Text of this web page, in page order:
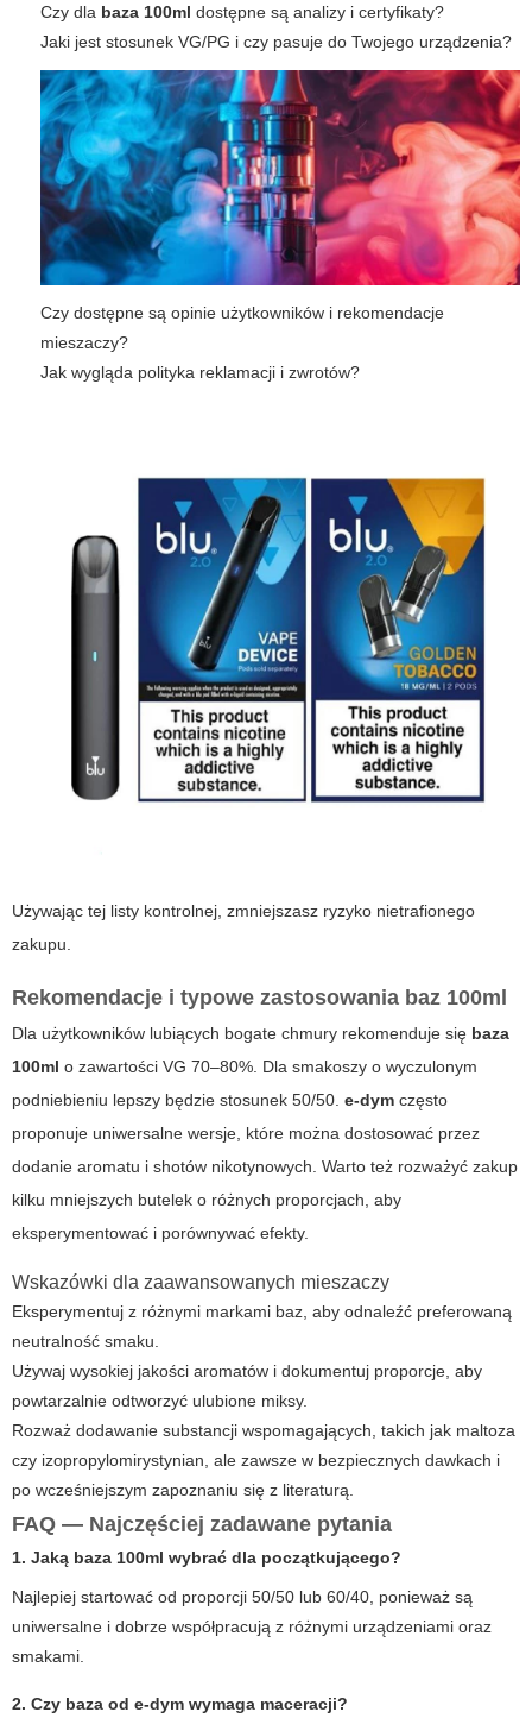
Czy dla baza 100ml dostępne są analizy i certyfikaty?
Jaki jest stosunek VG/PG i czy pasuje do Twojego urządzenia?
Czy dostępne są opinie użytkowników i rekomendacje
mieszaczy?
Jak wygląda polityka reklamacji i zwrotów?
Używając tej listy kontrolnej, zmniejszasz ryzyko nietrafionego
zakupu.
Rekomendacje i typowe zastosowania baz 100ml
Dla użytkowników lubiących bogate chmury rekomenduje się baza
100ml o zawartości VG 70–80%. Dla smakoszy o wyczulonym
podniebieniu lepszy będzie stosunek 50/50. e-dym często
proponuje uniwersalne wersje, które można dostosować przez
dodanie aromatu i shotów nikotynowych. Warto też rozważyć zakup
kilku mniejszych butelek o różnych proporcjach, aby
eksperymentować i porównywać efekty.
Wskazówki dla zaawansowanych mieszaczy
Eksperymentuj z różnymi markami baz, aby odnaleźć preferowaną
neutralność smaku.
Używaj wysokiej jakości aromatów i dokumentuj proporcje, aby
powtarzalnie odtworzyć ulubione miksy.
Rozważ dodawanie substancji wspomagających, takich jak maltoza
czy izopropylomirystynian, ale zawsze w bezpiecznych dawkach i
po wcześniejszym zapoznaniu się z literaturą.
FAQ — Najczęściej zadawane pytania
1. Jaką baza 100ml wybrać dla początkującego?
Najlepiej startować od proporcji 50/50 lub 60/40, ponieważ są
uniwersalne i dobrze współpracują z różnymi urządzeniami oraz
smakami.
2. Czy baza od e-dym wymaga maceracji?